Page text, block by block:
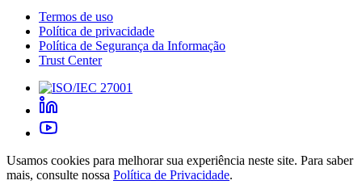
Termos de uso
Política de privacidade
Política de Segurança da Informação
Trust Center
Usamos cookies para melhorar sua experiência neste site. Para saber
mais, consulte nossa Política de Privacidade.